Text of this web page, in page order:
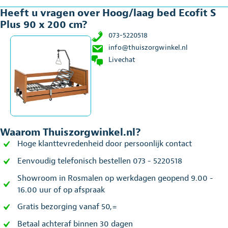
Heeft u vragen over Hoog/laag bed Ecofit S
Plus 90 x 200 cm?
073-5220518
info@thuiszorgwinkel.nl
Livechat
Waarom Thuiszorgwinkel.nl?
Hoge klanttevredenheid door persoonlijk contact
Eenvoudig telefonisch bestellen 073 - 5220518
Showroom in Rosmalen op werkdagen geopend 9.00 -
16.00 uur of op afspraak
Gratis bezorging vanaf 50,=
Betaal achteraf binnen 30 dagen